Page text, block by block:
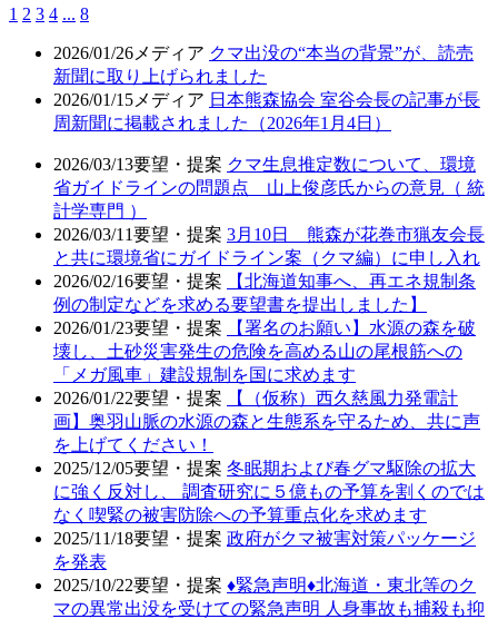
1 2 3 4 ... 8
2026/01/26 メディア クマ出没の“本当の背景”が、読売
新聞に取り上げられました
2026/01/15 メディア 日本熊森協会 室谷会長の記事が長
周新聞に掲載されました（2026年1月4日）
2026/03/13要望・提案 クマ生息推定数について、環境
省ガイドラインの問題点 山上俊彦氏からの意見（ 統
計学専門 ）
2026/03/11要望・提案 3月10日 熊森が花巻市猟友会長
と共に環境省にガイドライン案（クマ編）に申し入れ
2026/02/16要望・提案
【北海道知事へ、再エネ規制条
例の制定などを求める要望書を提出しました】
2026/01/23要望・提案
【署名のお願い】水源の森を破
壊し、土砂災害発生の危険を高める山の尾根筋への
「メガ風車」建設規制を国に求めます
2026/01/22要望・提案
【（仮称）西久慈風力発電計
画】奥羽山脈の水源の森と生態系を守るため、共に声
を上げてください！
2025/12/05要望・提案 冬眠期および春グマ駆除の拡大
に強く反対し、 調査研究に５億もの予算を割くのでは
なく喫緊の被害防除への予算重点化を求めます
2025/11/18要望・提案 政府がクマ被害対策パッケージ
を発表
2025/10/22要望・提案 ♦️緊急声明♦️北海道・東北等のク
マの異常出没を受けての緊急声明 人身事故も捕殺も抑